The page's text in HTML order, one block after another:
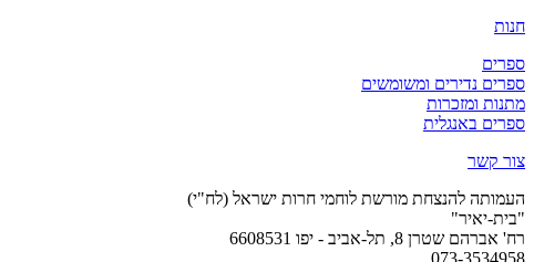
חנות
ספרים
ספרים נדירים ומשומשים
מתנות ומזכרות
ספרים באנגלית
צור קשר
העמותה להנצחת מורשת לוחמי חרות ישראל (לח"י)
"בית-יאיר"
רח' אברהם שטרן 8, תל-אביב - יפו 6608531